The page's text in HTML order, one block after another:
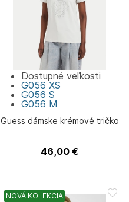
Guess dámske krémové tričko
46,00 €
Dostupné veľkosti
G056 XS
G056 S
G056 M
NOVÁ KOLEKCIA